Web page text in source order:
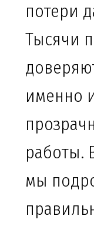
потери
Тысячи
именно
работы.
мы